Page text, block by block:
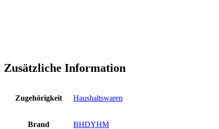
Zusätzliche Information
Zugehörigkeit Haushaltswaren
Brand BHDYHM